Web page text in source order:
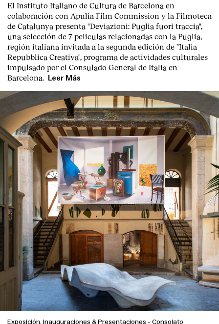
El Instituto Italiano de Cultura de Barcelona en
colaboración con Apulia Film Commission y la Filmoteca
de Catalunya presenta "Deviazioni: Puglia fuori traccia",
una selección de 7 peliculas relacionadas con la Puglia,
región italiana invitada a la segunda edición de "Italia
Repubblica Creativa", programa de actividades culturales
impulsado por el Consulado General de Italia en
Barcelona.
Leer Más
Exposición, Inauguraciones & Presentaciones - Consolato